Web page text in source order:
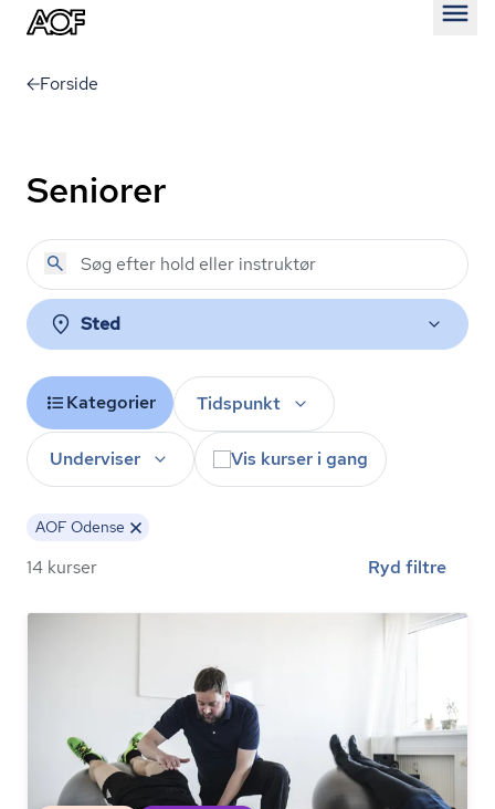
Forside
Seniorer
Sted
Kategorier Tidspunkt
Underviser Vis kurser i gang
AOF Odense
14 kurser Ryd filtre